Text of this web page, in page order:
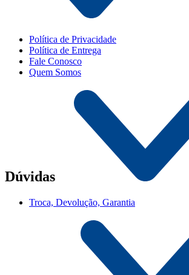
Política de Privacidade
Política de Entrega
Fale Conosco
Quem Somos
Dúvidas
Troca, Devolução, Garantia